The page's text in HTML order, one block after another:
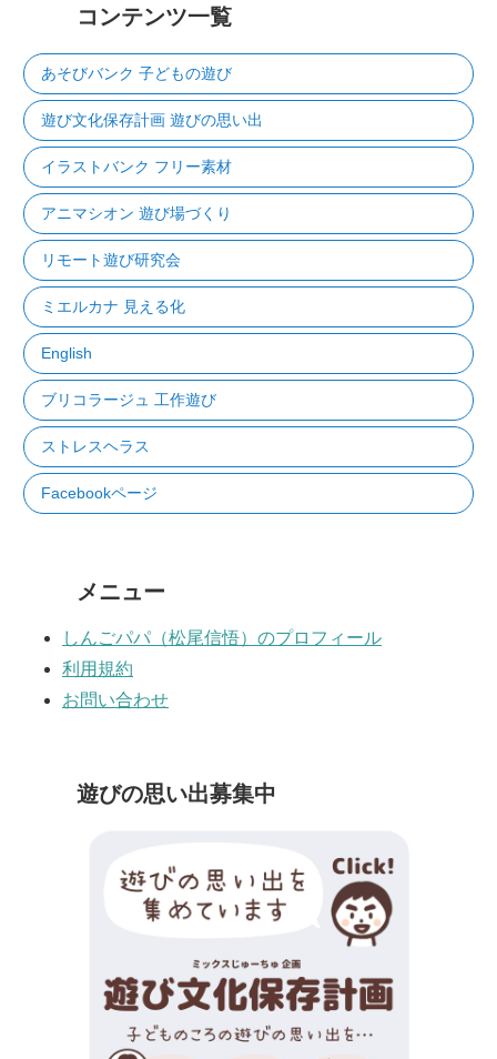
コンテンツ一覧
あそびバンク 子どもの遊び
遊び文化保存計画 遊びの思い出
イラストバンク フリー素材
アニマシオン 遊び場づくり
リモート遊び研究会
ミエルカナ 見える化
English
ブリコラージュ 工作遊び
ストレスヘラス
Facebookページ
メニュー
しんごパパ（松尾信悟）のプロフィール
利用規約
お問い合わせ
遊びの思い出募集中